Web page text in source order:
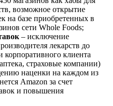
возможное открытие
на базе приобретенных в
сети Whole Foods;
– исключение
лекарств до
корпоративного клиента
страховые компании)
наценки на каждом из
Amazon за счет
и повышения